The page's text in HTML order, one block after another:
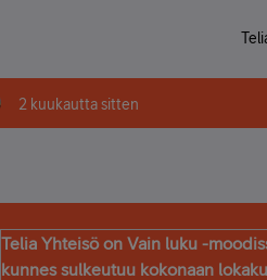
2 kuukautta sitten
Telia Yhteisö on Vain luku -
kunnes sulkeutuu kokonaan